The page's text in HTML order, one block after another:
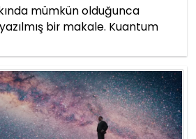
mümkün olduğunca
bir makale. Kuantum